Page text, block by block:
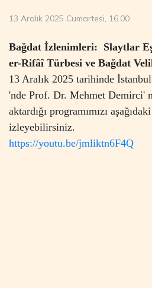
13 Aralık 2025 Cumartesi, 16.00
Bağdat İzlenimleri: Slaytlar
er-Rifâî Türbesi ve Bağdat
13 Aralık 2025 tarihinde
'nde Prof. Dr. Mehmet Demirci'
aktardığı programımızı
izleyebilirsiniz.
https://youtu.be/jmliktn6F4Q